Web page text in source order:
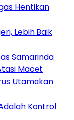
Hentikan
Lebih Baik
Samarinda
Macet
Utamakan
Kontrol